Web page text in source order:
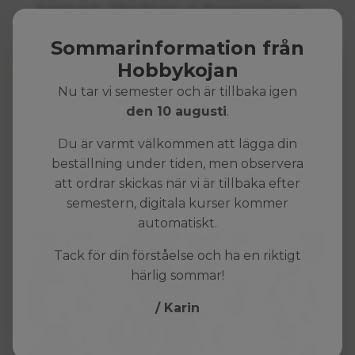
konstverk. Olika färger av Powercolor kan
pigmentfärger.
Sommarinformation från
Hobbykojan
Nu tar vi semester och är tillbaka igen
den 10 augusti.
Du är varmt välkommen att lägga din
beställning under tiden, men observera
att ordrar skickas när vi är tillbaka efter
semestern, digitala kurser kommer
automatiskt.
Tack för din förståelse och ha en riktigt
härlig sommar!
/ Karin